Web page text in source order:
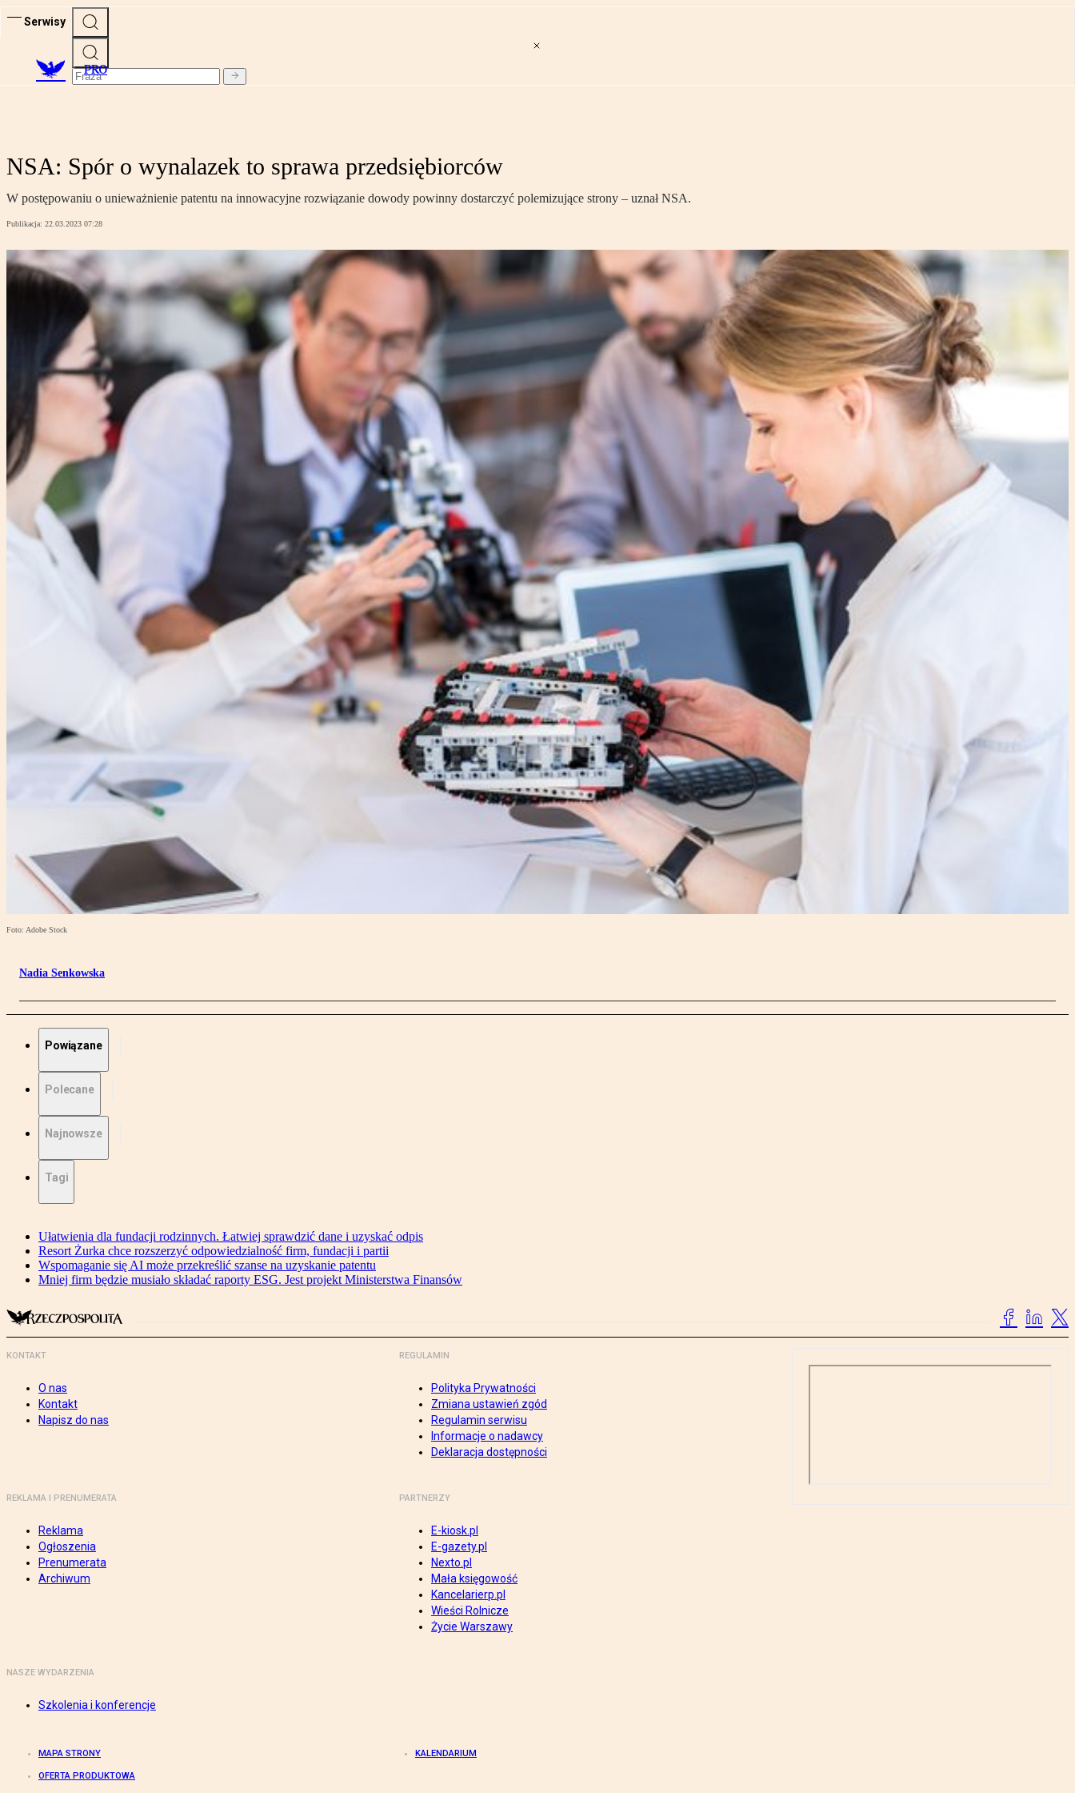
Serwisy
PRO
NSA: Spór o wynalazek to sprawa przedsiębiorców
W postępowaniu o unieważnienie patentu na innowacyjne rozwiązanie dowody powinny dostarczyć polemizujące strony – uznał NSA.
Publikacja: 22.03.2023 07:28
Foto: Adobe Stock
Nadia Senkowska
Powiązane
Polecane
Najnowsze
Tagi
Ułatwienia dla fundacji rodzinnych. Łatwiej sprawdzić dane i uzyskać odpis
Resort Żurka chce rozszerzyć odpowiedzialność firm, fundacji i partii
Wspomaganie się AI może przekreślić szanse na uzyskanie patentu
Mniej firm będzie musiało składać raporty ESG. Jest projekt Ministerstwa Finansów
KONTAKT
O nas
Kontakt
Napisz do nas
REGULAMIN
Polityka Prywatności
Zmiana ustawień zgód
Regulamin serwisu
Informacje o nadawcy
Deklaracja dostępności
REKLAMA I PRENUMERATA
Reklama
Ogłoszenia
Prenumerata
Archiwum
PARTNERZY
E-kiosk.pl
E-gazety.pl
Nexto.pl
Mała księgowość
Kancelarierp.pl
Wieści Rolnicze
Życie Warszawy
NASZE WYDARZENIA
Szkolenia i konferencje
MAPA STRONY KALENDARIUM
OFERTA PRODUKTOWA